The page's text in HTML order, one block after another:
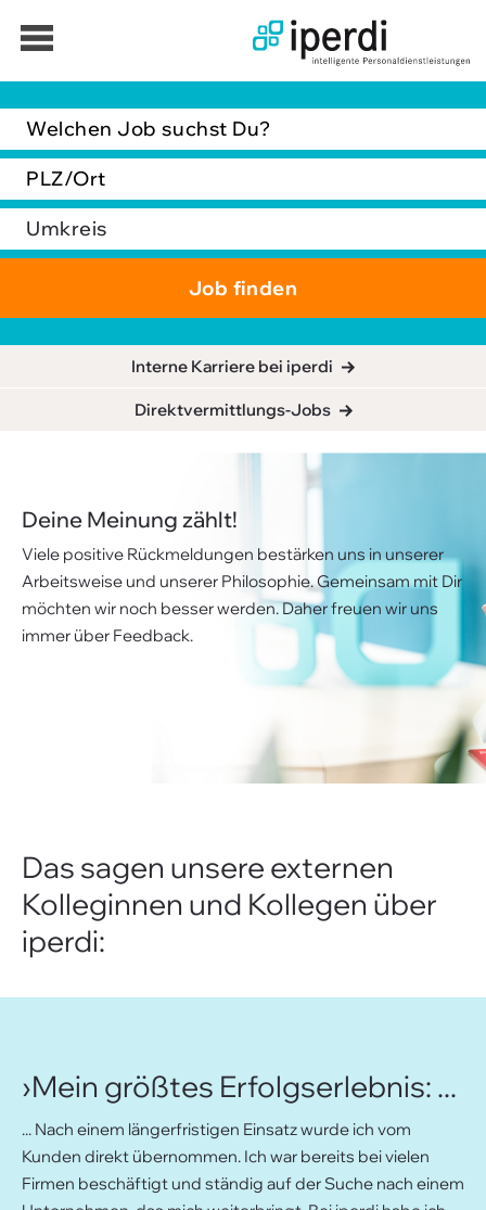
Interne Karriere bei iperdi
Direktvermittlungs-Jobs
Deine Meinung zählt!
Viele positive Rückmeldungen bestärken uns in unserer
Arbeitsweise und unserer Philosophie. Gemeinsam mit Dir
möchten wir noch besser werden. Daher freuen wir uns
immer über Feedback.
Das sagen unsere externen
Kolleginnen und Kollegen über
iperdi:
›Mein größtes Erfolgserlebnis: ...
... Nach einem längerfristigen Einsatz wurde ich vom
Kunden direkt übernommen. Ich war bereits bei vielen
Firmen beschäftigt und ständig auf der Suche nach einem
Jobbörse
Bewerber
Service für Bewerber
Jobbörse
Meinungen über iperdi
Unternehmen
Über iperdi
Kontakt
Downloads
FAQ
Sitemap